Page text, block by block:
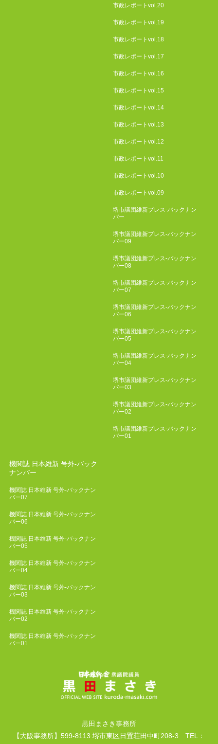
市政レポートvol.20
市政レポートvol.19
市政レポートvol.18
市政レポートvol.17
市政レポートvol.16
市政レポートvol.15
市政レポートvol.14
市政レポートvol.13
市政レポートvol.12
市政レポートvol.11
市政レポートvol.10
市政レポートvol.09
堺市議団維新プレス-バックナン
バー
堺市議団維新プレス-バックナン
バー09
堺市議団維新プレス-バックナン
バー08
堺市議団維新プレス-バックナン
バー07
堺市議団維新プレス-バックナン
バー06
堺市議団維新プレス-バックナン
バー05
堺市議団維新プレス-バックナン
バー04
堺市議団維新プレス-バックナン
バー03
堺市議団維新プレス-バックナン
バー02
堺市議団維新プレス-バックナン
バー01
機関誌 日本維新 号外-バック
ナンバー
機関誌 日本維新 号外-バックナン
バー07
機関誌 日本維新 号外-バックナン
バー06
機関誌 日本維新 号外-バックナン
バー05
機関誌 日本維新 号外-バックナン
バー04
機関誌 日本維新 号外-バックナン
バー03
機関誌 日本維新 号外-バックナン
バー02
機関誌 日本維新 号外-バックナン
バー01
黒田まさき事務所
【大阪事務所】599-8113 堺市東区日置荘田中町208-3 TEL：